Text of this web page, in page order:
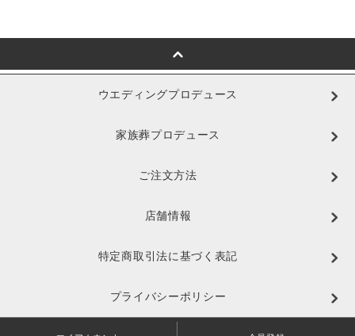
ウエディングプロデュース
家族葬プロデュース
ご注文方法
店舗情報
特定商取引法に基づく表記
プライバシーポリシー